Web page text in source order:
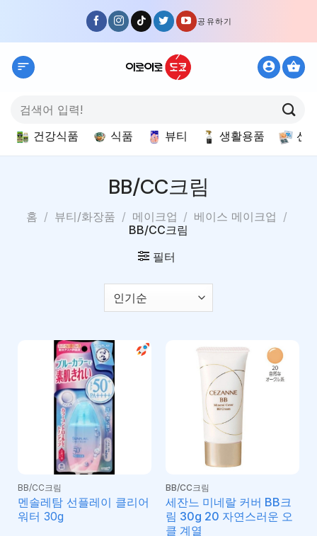
content
공유하기
색:
건강식품 식품 뷰티 생활용품 선
BB/CC크림
홈 / 뷰티/화장품 / 메이크업 / 베이스 메이크업 /
BB/CC크림
필터
BB/CC크림
멘솔레탐 선플레이 클리어
워터 30g
BB/CC크림
세잔느 미네랄 커버 BB크
림 30g 20 자연스러운 오
클 계열